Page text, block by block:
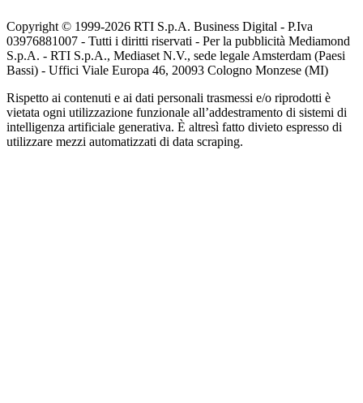
Copyright © 1999-2026 RTI S.p.A. Business Digital - P.Iva
03976881007 - Tutti i diritti riservati - Per la pubblicità Mediamond
S.p.A. - RTI S.p.A., Mediaset N.V., sede legale Amsterdam (Paesi
Bassi) - Uffici Viale Europa 46, 20093 Cologno Monzese (MI)
Rispetto ai contenuti e ai dati personali trasmessi e/o riprodotti è
vietata ogni utilizzazione funzionale all’addestramento di sistemi di
intelligenza artificiale generativa. È altresì fatto divieto espresso di
utilizzare mezzi automatizzati di data scraping.